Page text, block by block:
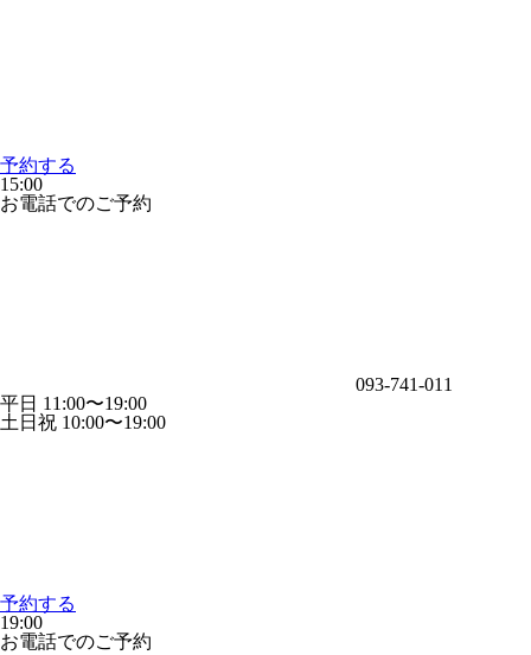
予約する
15:00
お電話でのご予約
093-741-011
平日 11:00〜19:00
土日祝 10:00〜19:00
予約する
19:00
お電話でのご予約